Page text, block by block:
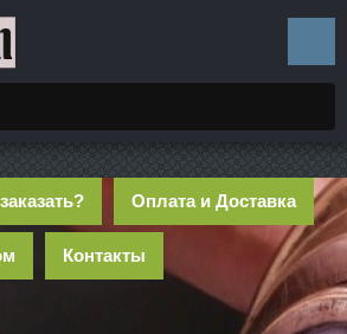
Оплата и Доставка
Контакты